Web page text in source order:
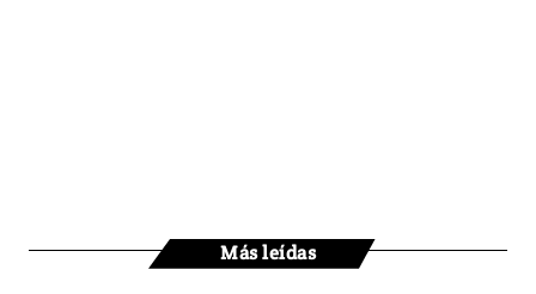
Más leídas